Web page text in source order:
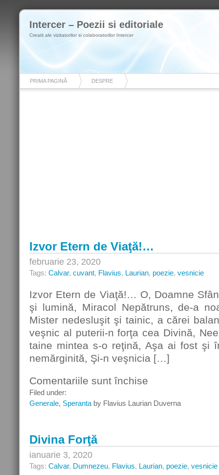
Intercer – Poezii si editoriale
Creatii ale vizitatorilor si colaboratorilor Intercer
PRIMA PAGINĂ DESPRE
Izvor Etern de Viaţă!…
februarie 23, 2020
Tags: Calvar, cuvant, Flavius, Laurian, poezie, vesnicie
Izvor Etern de Viaţă!… O, Doamne
şi lumină, Miracol Nepătruns, de-a
Mister nedesluşit şi tainic, a cărei
veşnic al puterii-n forţa cea Divină,
taine mintea s-o reţină, Aşa ai fost şi
nemărginită, Şi-n veşnicia […]
Comentariile sunt închise
Etern
Filed under:
Generale, Speranta by Flavius Laurian Duverna
Divina Forţă
ianuarie 3, 2020
Tags: Calvar, Dumnezeu, Flavius, Laurian, poezie, vesnicie